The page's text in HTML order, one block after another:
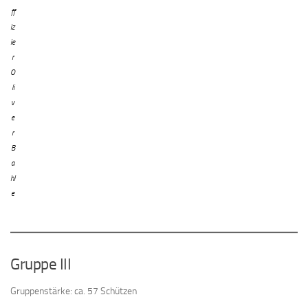
ff
iz
ie
r
O
li
v
e
r
B
a
hl
e
Gruppe III
Gruppenstärke: ca. 57 Schützen